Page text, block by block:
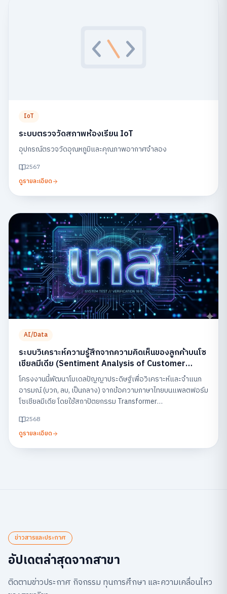
IoT
ระบบตรวจวัดสภาพห้องเรียน IoT
อุปกรณ์ตรวจวัดอุณหภูมิและคุณภาพอากาศจำลอง
2567
ดูรายละเอียด
AI/Data
ระบบวิเคราะห์ความรู้สึกจากความคิดเห็นของลูกค้าบนโซ
เชียลมีเดีย (Sentiment Analysis of Customer
Feedback on Social Media)
โครงงานนี้พัฒนาโมเดลปัญญาประดิษฐ์เพื่อวิเคราะห์และจำแนก
อารมณ์ (บวก, ลบ, เป็นกลาง) จากข้อความภาษาไทยบนแพลตฟอร์ม
โซเชียลมีเดีย โดยใช้สถาปัตยกรรม Transformer
ธุรกิจสามารถเข้าใจเสียงตอบรับของลูกค้าและนำไปปรับปรุง
บริการได้อย่างรวดเร็ว
2568
ดูรายละเอียด
ข่าวสารและประกาศ
อัปเดตล่าสุดจากสาขา
ติดตามข่าวประกาศ กิจกรรม ทุนการศึกษา และความเคลื่อนไหว